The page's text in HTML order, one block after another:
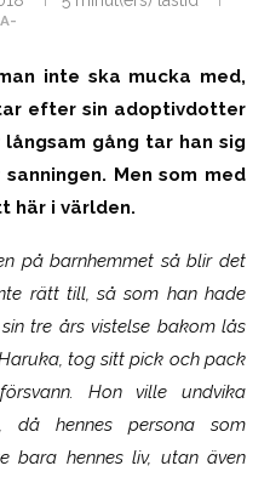
A-
inte ska mucka med,
efter sin adoptivdotter
gång tar han sig
Men som med
här i världen.
på barnhemmet så blir det
rätt till, så som han hade
tre års vistelse bakom lås
tog sitt pick och pack
Hon ville undvika
då hennes persona som
bara hennes liv, utan även